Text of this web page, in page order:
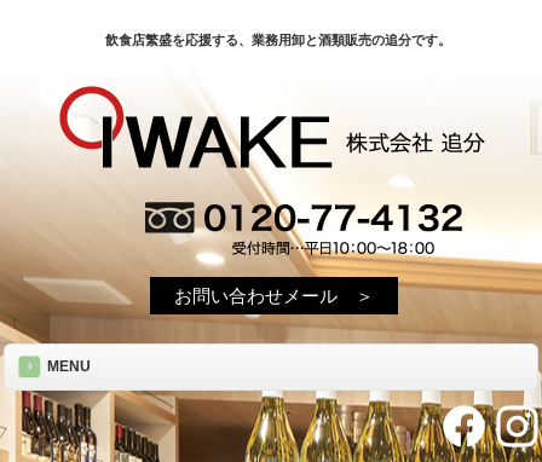
飲食店繁盛を応援する、業務用卸と酒類販売の追分です。
お問い合わせメール ＞
MENU